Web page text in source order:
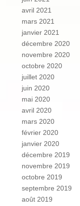
avril 2021
mars 2021
janvier 2021
décembre 2020
novembre 2020
octobre 2020
juillet 2020
juin 2020
mai 2020
avril 2020
mars 2020
février 2020
janvier 2020
décembre 2019
novembre 2019
octobre 2019
septembre 2019
août 2019